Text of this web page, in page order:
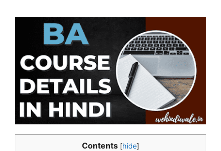
Contents [hide]